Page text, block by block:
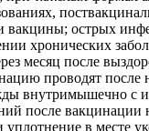
вакцины; острых
хронических
месяц после
проводят после
внутримышечно с
после вакцинации
уплотнение в месте